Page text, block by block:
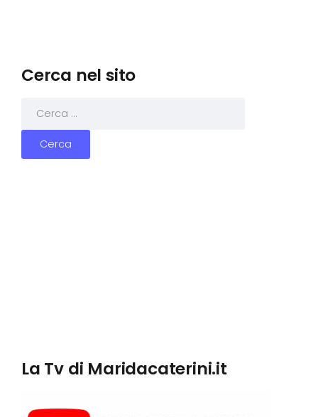
Cerca nel sito
La Tv di Maridacaterini.it